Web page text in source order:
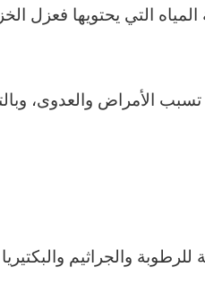
التي يحتويها فعزل
تسبب الأمراض والعدوى،
والجراثيم